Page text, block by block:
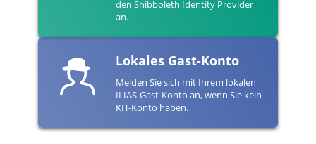
den Shibboleth Identity Provider
an.
Lokales Gast-Konto
Melden Sie sich mit Ihrem lokalen
ILIAS-Gast-Konto an, wenn Sie kein
KIT-Konto haben.